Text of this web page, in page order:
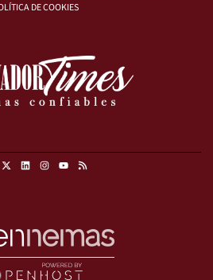
DE COOKIES
LinkedinInstagramRSS